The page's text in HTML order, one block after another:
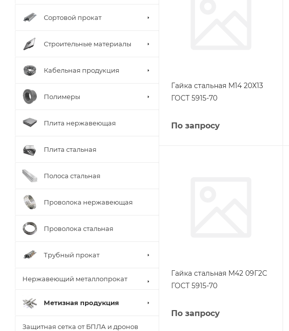
Гайка стальная М14 20Х13
ГОСТ 5915-70
По запросу
Гайка стальная М42 09Г2С
ГОСТ 5915-70
По запросу
Сортовой прокат
Строительные материалы
Кабельная продукция
Полимеры
Плита нержавеющая
Плита стальная
Полоса стальная
Проволока нержавеющая
Проволока стальная
Трубный прокат
Нержавеющий металлопрокат
Метизная продукция
Защитная сетка от БПЛА и дронов